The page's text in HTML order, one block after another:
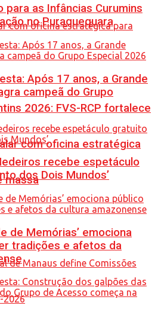
2026: FVS-RCP fortalece
com oficina estratégica
massa
para as Infâncias Curumins
no Puraquequara
Após 17 anos, a Grande
campeã do Grupo
recebe espetáculo
dos Dois Mundos’
de Memórias’ emociona
tradições e afetos da